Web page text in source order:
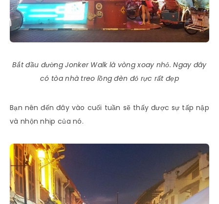
Bắt đầu đường Jonker Walk là vòng xoay nhỏ. Ngay đây
có tòa nhà treo lồng đèn đỏ rực rất đẹp
Bạn nên đến đây vào cuối tuần sẽ thấy được sự tấp nập
và nhộn nhịp của nó.